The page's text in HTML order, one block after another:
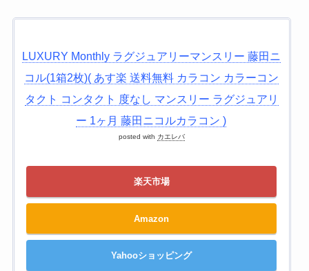
LUXURY Monthly ラグジュアリーマンスリー 藤田ニ
コル(1箱2枚)( あす楽 送料無料 カラコン カラーコン
タクト コンタクト 度なし マンスリー ラグジュアリ
ー 1ヶ月 藤田ニコルカラコン )
posted with カエレバ
楽天市場
Amazon
Yahooショッピング